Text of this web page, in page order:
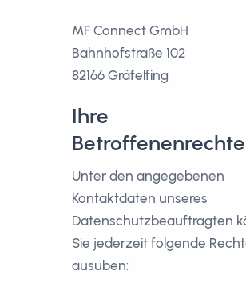
MF Connect GmbH
Bahnhofstraße 102
82166 Gräfelfing
Ihre
Betroffenenrechte
Unter den angegebenen
Kontaktdaten unseres
Datenschutzbeauftragten
Sie jederzeit folgende
ausüben: